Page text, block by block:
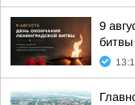
9
битвы